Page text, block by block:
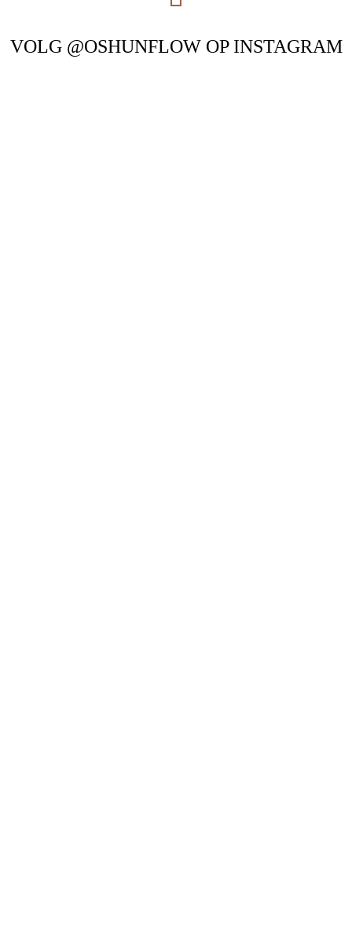
VOLG @OSHUNFLOW OP INSTAGRAM